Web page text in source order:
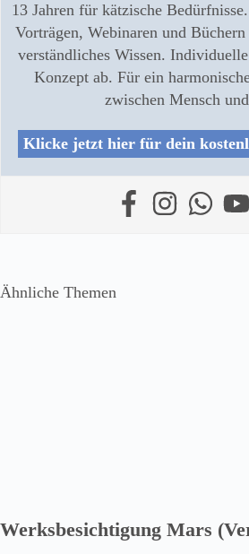
13 Jahren für kätzische
Vorträgen, Webinaren und
verständliches Wissen.
Konzept ab. Für ein
zwischen Mensch
Klicke jetzt hier für dein
Ähnliche Themen
Werksbesichtigung Mars